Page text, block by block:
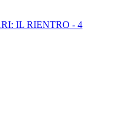
IL RIENTRO - 4